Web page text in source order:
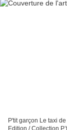
P'tit garçon Le taxi
Edition / Collection